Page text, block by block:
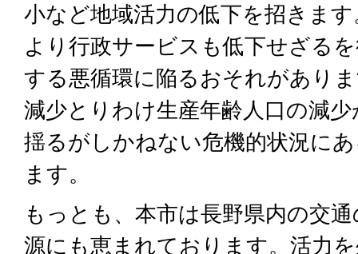
小など地域活力の低下を招きま
より行政サービスも低下せざる
する悪循環に陥るおそれがあり
減少とりわけ生産年齢人口の減
揺るがしかねない危機的状況に
ます。
もっとも、本市は長野県内の交
源にも恵まれております。活力